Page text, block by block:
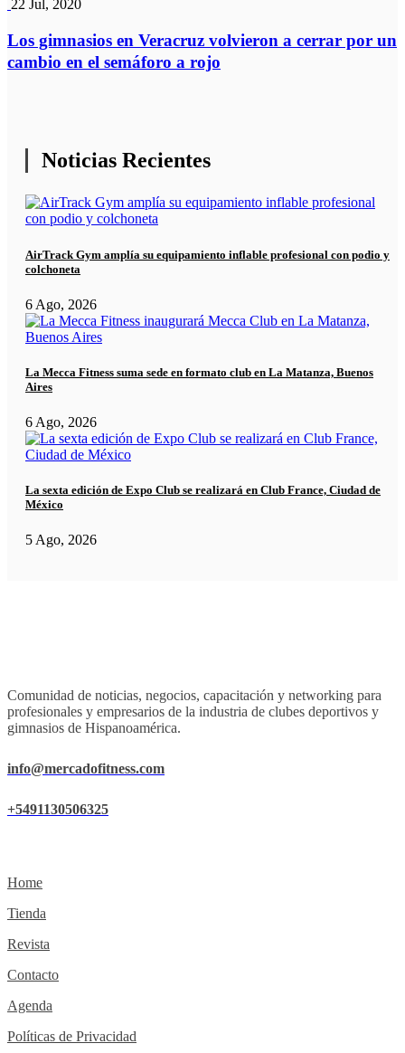
22 Jul, 2020
Los gimnasios en Veracruz volvieron a cerrar por un
cambio en el semáforo a rojo
Noticias Recientes
AirTrack Gym amplía su equipamiento inflable profesional con podio y
colchoneta
6 Ago, 2026
La Mecca Fitness suma sede en formato club en La Matanza, Buenos
Aires
6 Ago, 2026
La sexta edición de Expo Club se realizará en Club France, Ciudad de
México
5 Ago, 2026
Comunidad de noticias, negocios, capacitación y networking para
profesionales y empresarios de la industria de clubes deportivos y
gimnasios de Hispanoamérica.
info@mercadofitness.com
+5491130506325
Home
Tienda
Revista
Contacto
Agenda
Políticas de Privacidad